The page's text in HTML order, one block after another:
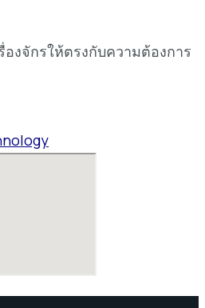
งจักรให้ตรงกับความต้องการ